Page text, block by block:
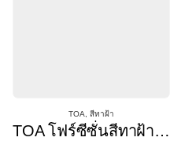
TOA สีทาฝ้า
TOA โฟร์ซีซั่นสีทาฝ้า สีขาว/สีควันบุหรี่